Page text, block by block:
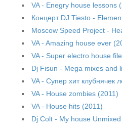
VA - Enegry house lessons
Концерт DJ Tiesto -
Moscow Speed Project -
VA - Amazing house ever
VA - Super electro house
Dj Fisun - Mega mixes and
VA - Супер хит клубнячeк
VA - House zombies (2011)
VA - House hits (2011)
Dj Colt - My house